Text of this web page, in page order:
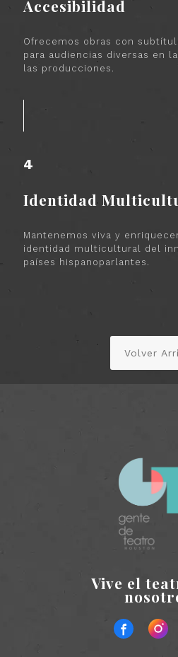
Accesibilidad
Ofrecemos obras con
para audiencias diversas en
las producciones.
4
Identidad
Mantenemos viva y
identidad multicultural del
países hispanoparlantes.
Volver
Vive el